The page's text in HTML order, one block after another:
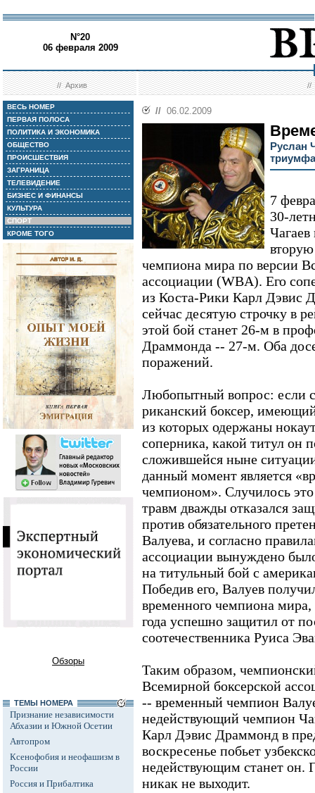
N°20
06 февраля 2009
//Архив //
ВЕСЬ НОМЕР
ПЕРВАЯ ПОЛОСА
ПОЛИТИКА И ЭКОНОМИКА
ОБЩЕСТВО
ПРОИСШЕСТВИЯ
ЗАГРАНИЦА
ТЕЛЕВИДЕНИЕ
БИЗНЕС И ФИНАНСЫ
КУЛЬТУРА
СПОРТ
КРОМЕ ТОГО
Обзоры
ТЕМЫ НОМЕРА
Признание независимости
Абхазии и Южной Осетии
Автопром
Ксенофобия и неофашизм в
России
Россия и Прибалтика
// 06.02.2009
Руслан
7
30-
Чагаев
вторую
чемпиона мира по версии
ассоциации (WBA). Его
из Коста-Рики Карл Дэвис
сейчас десятую строчку в
этой бой станет 26-м в
Драммонда -- 27-м. Оба
поражений.
Любопытный вопрос: если
риканский боксер,
из которых одержаны
соперника, какой титул он
сложившейся ныне
данный момент является
чемпионом». Случилось это
травм дважды отказался
против обязательного
Валуева, и согласно
ассоциации вынуждено
на титульный бой с
Победив его, Валуев
временного чемпиона
года успешно защитил от
соотечественника Руиса
Таким образом,
Всемирной боксерской
-- временный чемпион
недействующий чемпион
Карл Дэвис Драммонд в
воскресенье побьет
недействующим станет он.
никак не выходит.